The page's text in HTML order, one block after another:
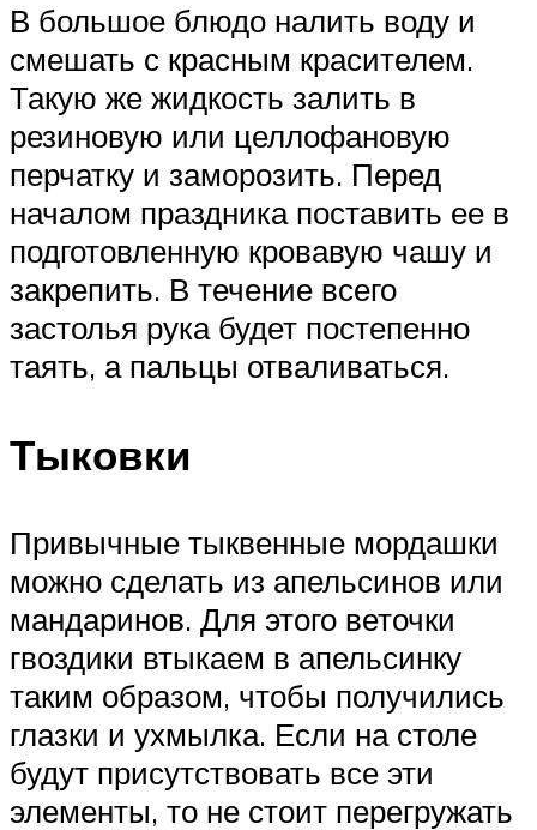
В большое блюдо налить воду и
смешать с красным красителем.
Такую же жидкость залить в
резиновую или целлофановую
перчатку и заморозить. Перед
началом праздника поставить ее в
подготовленную кровавую чашу и
закрепить. В течение всего
застолья рука будет постепенно
таять, а пальцы отваливаться.
Тыковки
Привычные тыквенные мордашки
можно сделать из апельсинов или
мандаринов. Для этого веточки
гвоздики втыкаем в апельсинку
таким образом, чтобы получились
глазки и ухмылка. Если на столе
будут присутствовать все эти
элементы, то не стоит перегружать